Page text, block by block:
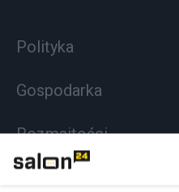
Polityka
Gospodarka
Rozmaitości